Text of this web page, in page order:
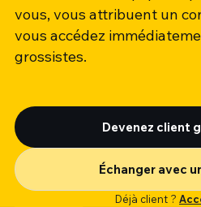
vous, vous attribuent un
vous accédez
grossistes.
Devenez client
Échanger avec
Déjà client ?